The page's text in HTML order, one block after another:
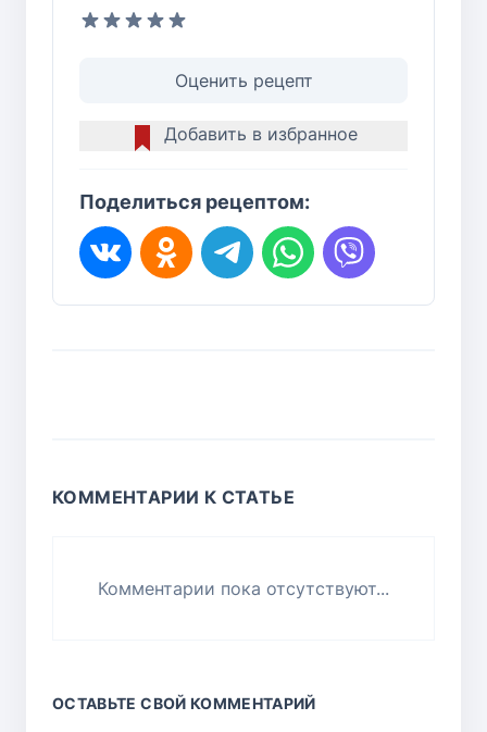
Оценить рецепт
Добавить в избранное
Поделиться рецептом:
КОММЕНТАРИИ К СТАТЬЕ
Комментарии пока отсутствуют...
ОСТАВЬТЕ СВОЙ КОММЕНТАРИЙ